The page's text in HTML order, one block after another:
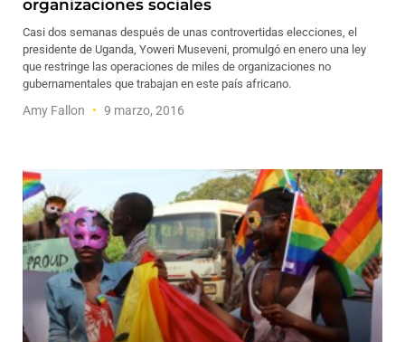
organizaciones sociales
Casi dos semanas después de unas controvertidas elecciones, el
presidente de Uganda, Yoweri Museveni, promulgó en enero una ley
que restringe las operaciones de miles de organizaciones no
gubernamentales que trabajan en este país africano.
Amy Fallon 9 marzo, 2016